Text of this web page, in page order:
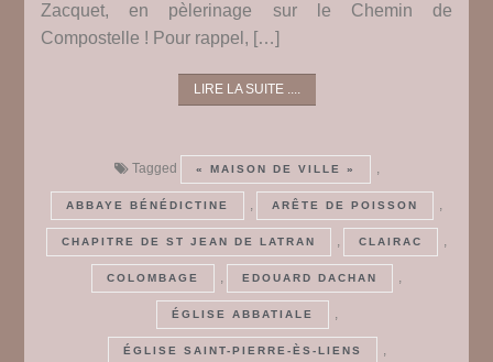
Zacquet, en pèlerinage sur le Chemin de
Compostelle ! Pour rappel, […]
LIRE LA SUITE ....
Tagged « MAISON DE VILLE » ,
ABBAYE BÉNÉDICTINE , ARÊTE DE POISSON ,
CHAPITRE DE ST JEAN DE LATRAN , CLAIRAC ,
COLOMBAGE , EDOUARD DACHAN ,
ÉGLISE ABBATIALE ,
ÉGLISE SAINT-PIERRE-ÈS-LIENS ,